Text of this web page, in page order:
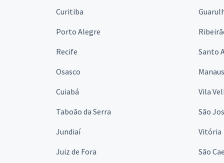
Curitiba
Porto Alegre
Recife
Santo
Osasco
Manaus
Cuiabá
Vila
Taboão da Serra
São
Jundiaí
Vitória
Juiz de Fora
São